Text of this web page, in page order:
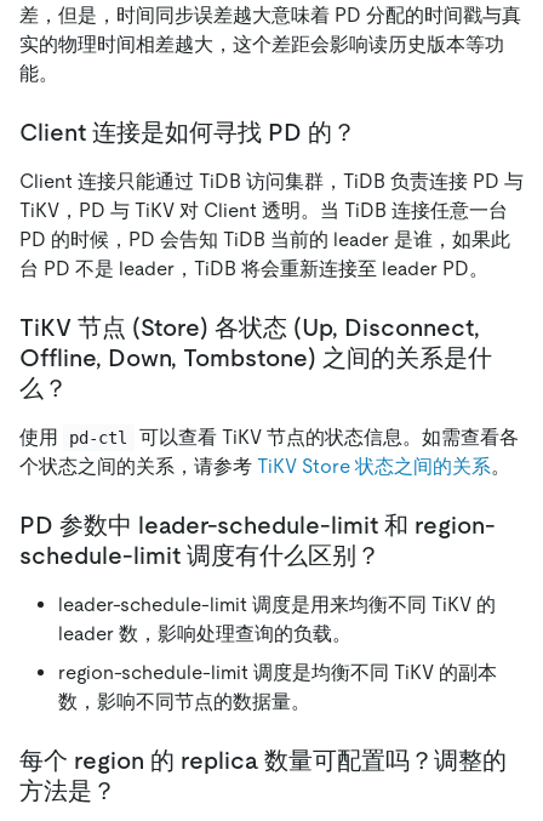
差，但是，时间同步误差越大意味着 PD 分配的时间戳与真
实的物理时间相差越大，这个差距会影响读历史版本等功
能。
Client 连接是如何寻找 PD 的？
Client 连接只能通过 TiDB 访问集群，TiDB 负责连接 PD 与
TiKV，PD 与 TiKV 对 Client 透明。当 TiDB 连接任意一台
PD 的时候，PD 会告知 TiDB 当前的 leader 是谁，如果此
台 PD 不是 leader，TiDB 将会重新连接至 leader PD。
TiKV 节点 (Store) 各状态 (Up, Disconnect,
Offline, Down, Tombstone) 之间的关系是什
么？
使用 pd-ctl
可以查看 TiKV 节点的状态信息。如需查看各
个状态之间的关系，请参考 TiKV Store 状态之间的关系。
PD 参数中 leader-schedule-limit 和 region-
schedule-limit 调度有什么区别？
leader-schedule-limit 调度是用来均衡不同 TiKV 的
leader 数，影响处理查询的负载。
region-schedule-limit 调度是均衡不同 TiKV 的副本
数，影响不同节点的数据量。
每个 region 的 replica 数量可配置吗？调整的
方法是？